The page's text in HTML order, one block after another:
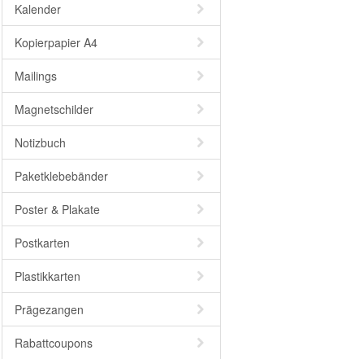
Kalender
Kopierpapier A4
Mailings
Magnetschilder
Notizbuch
Paketklebebänder
Poster & Plakate
Postkarten
Plastikkarten
Prägezangen
Rabattcoupons